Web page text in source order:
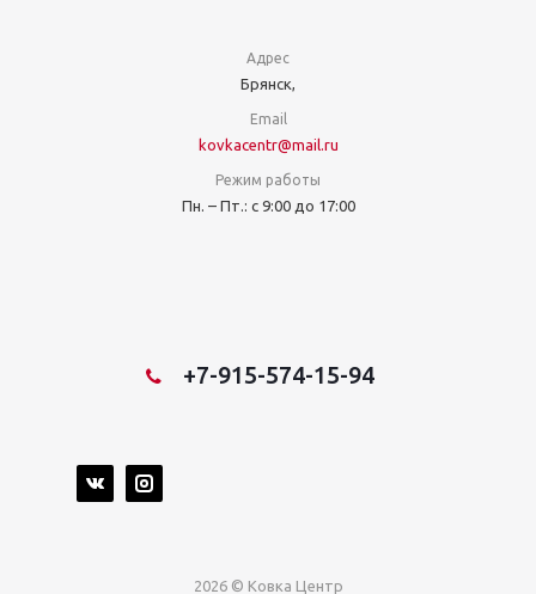
Адрес
Брянск,
Email
kovkacentr@mail.ru
Режим работы
Пн. – Пт.: с 9:00 до 17:00
+7-915-574-15-94
2026 © Ковка Центр